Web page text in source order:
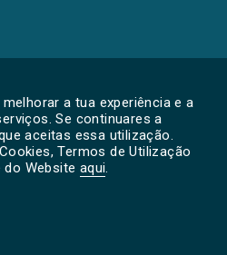
a tua experiência e a
Se continuares a
aceitas essa utilização.
Termos de Utilização
do Website aqui.